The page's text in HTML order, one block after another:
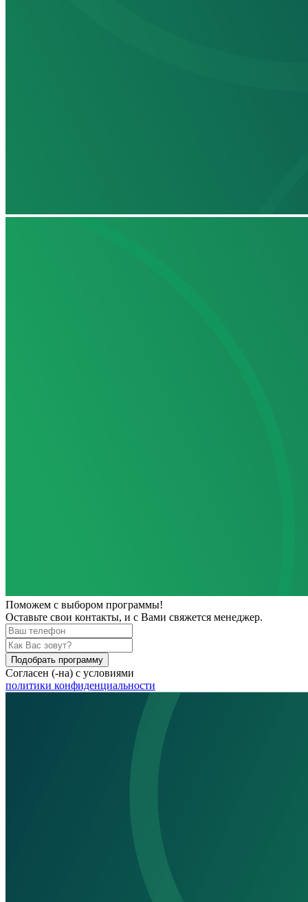
Поможем с выбором программы!
Оставьте свои контакты, и с Вами свяжется менеджер.
Подобрать программу
Согласен (-на) с условиями
политики конфиденциальности